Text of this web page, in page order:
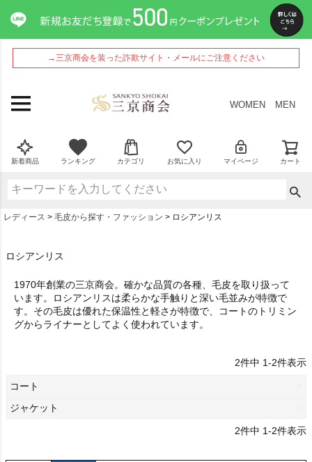
→三京商会を装った詐欺サイト・メールにご注意ください
WOMEN MEN
新着商品 ランキング カテゴリ お気に入り マイページ カート
レディース 毛皮から探す・ファッション ロシアンリス
ロシアンリス
1970年創業の三京商会。確かな品質の各種、毛皮を取り扱って
います。ロシアンリスは柔らかな手触りと深い毛並みが特徴で
す。その毛皮は優れた保温性と軽さが特徴で、コートのトリミン
グからライナーとしてよく使われています。
2件中 1-2件表示
コート
ジャケット
2件中 1-2件表示